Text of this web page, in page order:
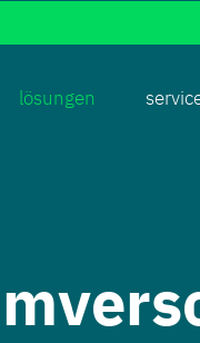
lösungen